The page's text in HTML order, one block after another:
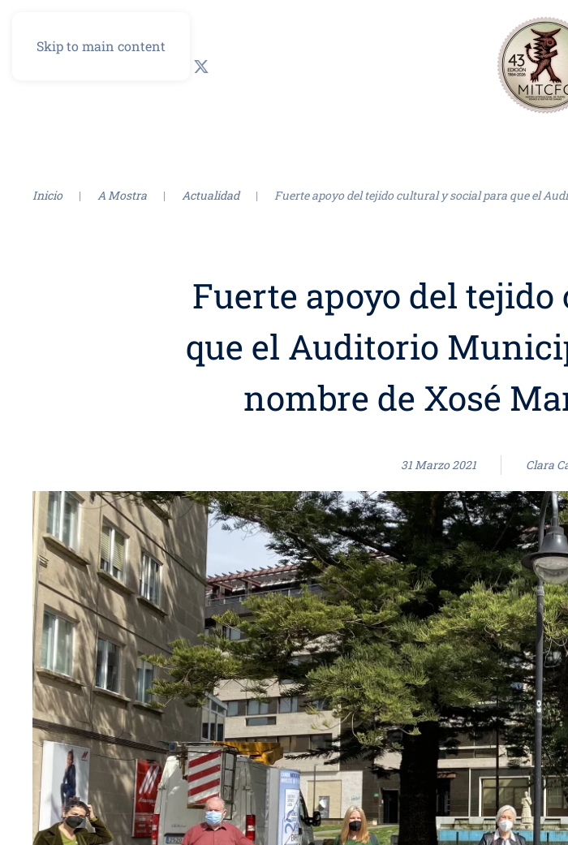
Skip to main content
Inicio A Mostra Actualidad Fuerte apoyo del tejido cultural y social para que el
Fuerte apoyo del
que el Auditorio
nombre de Xosé
31 Marzo 2021 Clara